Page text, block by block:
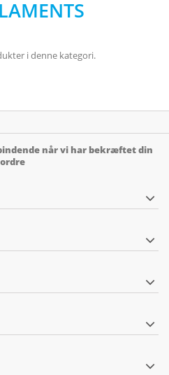
i denne kategori.
når vi har bekræftet din
ordre